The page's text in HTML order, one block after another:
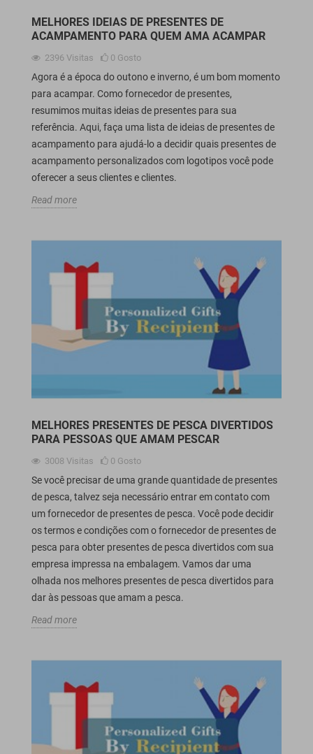
MELHORES IDEIAS DE PRESENTES DE
ACAMPAMENTO PARA QUEM AMA ACAMPAR
2396 Visitas 0 Gosto
Agora é a época do outono e inverno, é um bom momento
para acampar. Como fornecedor de presentes,
resumimos muitas ideias de presentes para sua
referência. Aqui, faça uma lista de ideias de presentes de
acampamento para ajudá-lo a decidir quais presentes de
acampamento personalizados com logotipos você pode
oferecer a seus clientes e clientes.
Read more
MELHORES PRESENTES DE PESCA DIVERTIDOS
PARA PESSOAS QUE AMAM PESCAR
3008 Visitas 0 Gosto
Se você precisar de uma grande quantidade de presentes
de pesca, talvez seja necessário entrar em contato com
um fornecedor de presentes de pesca. Você pode decidir
os termos e condições com o fornecedor de presentes de
pesca para obter presentes de pesca divertidos com sua
empresa impressa na embalagem. Vamos dar uma
olhada nos melhores presentes de pesca divertidos para
dar às pessoas que amam a pesca.
Read more